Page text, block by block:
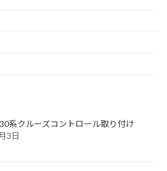
系クルーズコントロール取り付け
3日